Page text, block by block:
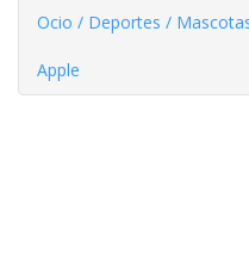
Ocio / Deportes /
Apple